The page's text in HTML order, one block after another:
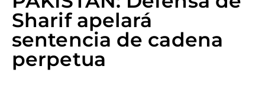
Sharif apelará
sentencia de cadena
perpetua